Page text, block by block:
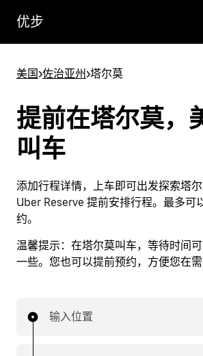
优步
美国>佐治亚州>塔尔莫
提前在塔尔莫，
叫车
添加行程详情，上车即可出发探索塔
Uber Reserve 提前安排行程。最多可
约。
温馨提示： 在塔尔莫叫车，等待时间
一些。您也可以提前预约，方便您在需
输入位置